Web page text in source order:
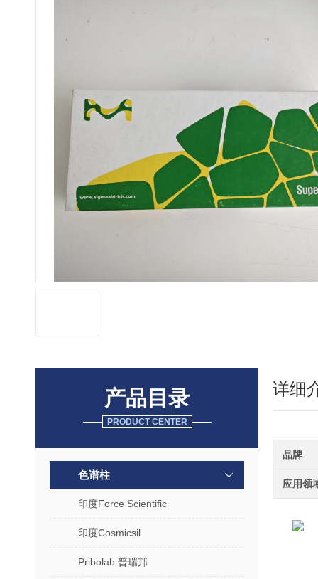
产品目录
PRODUCT CENTER
色谱柱
印度Force Scientific
印度Cosmicsil
Pribolab 普瑞邦
详细
品牌
应用领